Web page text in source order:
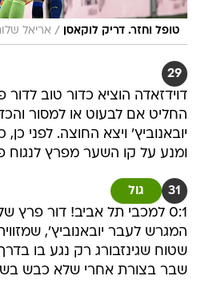
טופל וחזר. דריק לוקאסן / אריאל
29
דוידזאדה הוציא כדור טוב
החליט אם לבעוט או למסור
יובאנוביץ' ויצא החוצה. לפני
ומנע על קו השער מפרץ לנגוח
31 גול
0:1 למכבי תל אביב! דור פרץ
המגרש לעבר יובאנוביץ',
שטוח שגינזבורג רק נגע בו
שבר בצורת אחרי שלא כבש